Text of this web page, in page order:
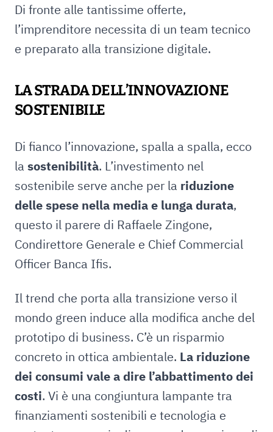
Di fronte alle tantissime offerte,
l’imprenditore necessita di un team tecnico
e preparato alla transizione digitale.
LA STRADA DELL’INNOVAZIONE
SOSTENIBILE
Di fianco l’innovazione, spalla a spalla, ecco
la sostenibilità. L’investimento nel
sostenibile serve anche per la riduzione
delle spese nella media e lunga durata,
questo il parere di Raffaele Zingone,
Condirettore Generale e Chief Commercial
Officer Banca Ifis.
Il trend che porta alla transizione verso il
mondo green induce alla modifica anche del
prototipo di business. C’è un risparmio
concreto in ottica ambientale. La riduzione
dei consumi vale a dire l’abbattimento dei
costi. Vi è una congiuntura lampante tra
finanziamenti sostenibili e tecnologia e